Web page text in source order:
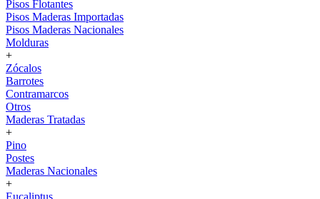
Pisos Flotantes
Pisos Maderas Importadas
Pisos Maderas Nacionales
Molduras
+
Zócalos
Barrotes
Contramarcos
Otros
Maderas Tratadas
+
Pino
Postes
Maderas Nacionales
+
Eucaliptus